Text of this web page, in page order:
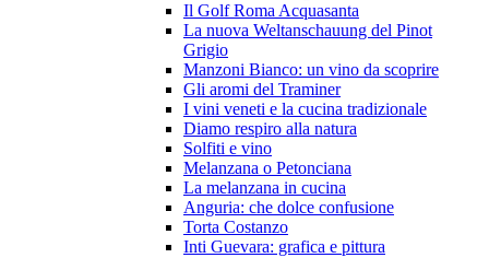
Il Golf Roma Acquasanta
La nuova Weltanschauung del Pinot
Grigio
Manzoni Bianco: un vino da scoprire
Gli aromi del Traminer
I vini veneti e la cucina tradizionale
Diamo respiro alla natura
Solfiti e vino
Melanzana o Petonciana
La melanzana in cucina
Anguria: che dolce confusione
Torta Costanzo
Inti Guevara: grafica e pittura